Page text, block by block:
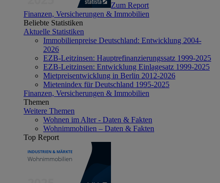
Zum Report
Finanzen, Versicherungen & Immobilien
Beliebte Statistiken
Aktuelle Statistiken
Immobilienpreise Deutschland: Entwicklung 2004-
2026
EZB-Leitzinsen: Hauptrefinanzierungssatz 1999-2025
EZB-Leitzinsen: Entwicklung Einlagesatz 1999-2025
Mietpreisentwicklung in Berlin 2012-2026
Mietenindex für Deutschland 1995-2025
Finanzen, Versicherungen & Immobilien
Themen
Weitere Themen
Wohnen im Alter - Daten & Fakten
Wohnimmobilien – Daten & Fakten
Top Report